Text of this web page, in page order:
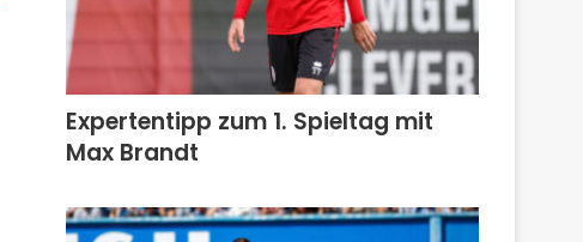
Expertentipp zum 1. Spieltag mit
Max Brandt